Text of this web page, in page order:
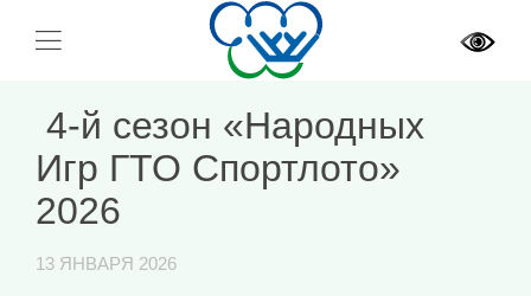
️ 4-й сезон «Народных
Игр ГТО Спортлото»
2026
13 ЯНВАРЯ 2026